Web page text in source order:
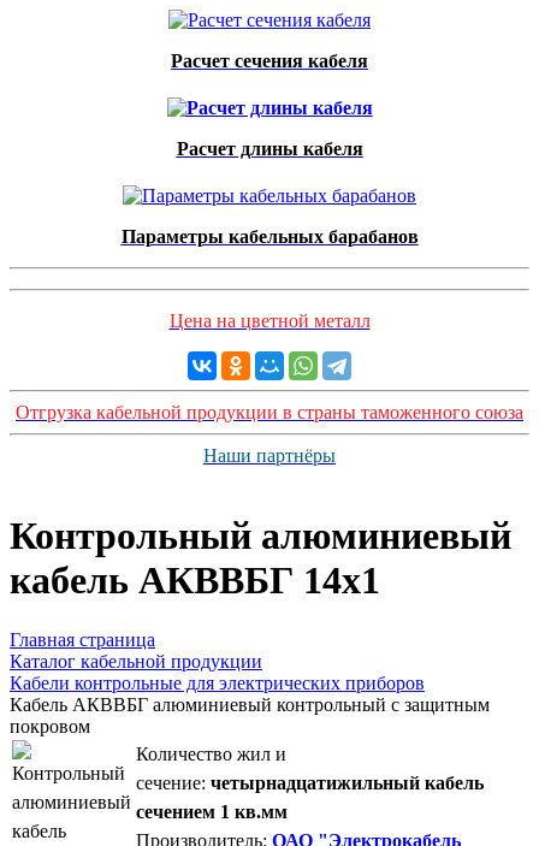
Расчет сечения кабеля
Расчет длины кабеля
Параметры кабельных барабанов
Цена на цветной металл
Отгрузка кабельной продукции в страны таможенного союза
Наши партнёры
Контрольный алюминиевый
кабель АКВВБГ 14х1
Главная страница
Каталог кабельной продукции
Кабели контрольные для электрических приборов
Кабель АКВВБГ алюминиевый контрольный с защитным
покровом
Количество жил и
сечение: четырнадцатижильный кабель
сечением 1 кв.мм
Производитель: ОАО "Электрокабель